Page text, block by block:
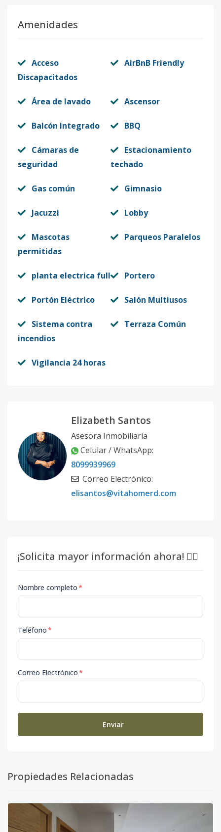
Amenidades
Acceso
Discapacitados
AirBnB Friendly
Área de lavado Ascensor
Balcón Integrado BBQ
Cámaras de
seguridad
Estacionamiento
techado
Gas común Gimnasio
Jacuzzi Lobby
Mascotas
permitidas
Parqueos Paralelos
planta electrica full Portero
Portón Eléctrico Salón Multiusos
Sistema contra
incendios
Terraza Común
Vigilancia 24 horas
Elizabeth Santos
Asesora Inmobiliaria
Celular / WhatsApp:
8099939969
Correo Electrónico:
elisantos@vitahomerd.com
¡Solicita mayor información ahora! 👇🏽
Nombre completo*
Teléfono*
Correo Electrónico*
Enviar
Propiedades Relacionadas